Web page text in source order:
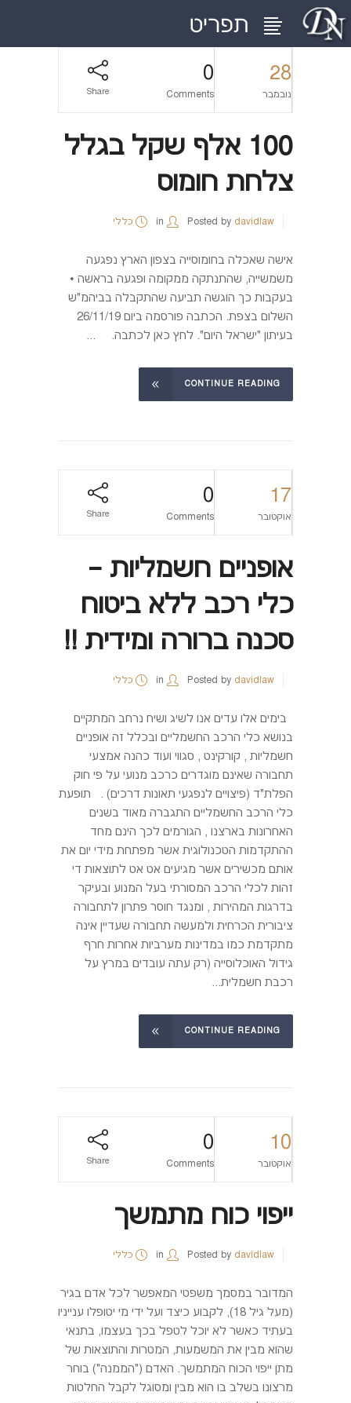
28
נובמבר
0
Comments
Share
100 אלף שקל בגלל
צלחת חומוס
Posted by davidlaw
in כללי
אישה שאכלה בחומוסייה בצפון הארץ נפגעה
משמשייה, שהתנתקה ממקומה ופגעה בראשה •
בעקבות כך הוגשה תביעה שהתקבלה בביהמ"ש
השלום בצפת. הכתבה פורסמה ביום 26/11/19
בעיתון "ישראל היום". לחץ כאן לכתבה. ...
CONTINUE READING
17
אוקטובר
0
Comments
Share
אופניים חשמליות –
כלי רכב ללא ביטוח
סכנה ברורה ומידית !!
Posted by davidlaw
in כללי
בימים אלו עדים אנו לשיג ושיח נרחב המתקיים
בנושא כלי הרכב החשמליים ובכלל זה אופניים
חשמליות , קורקינט , סגווי ועוד כהנה אמצעי
תחבורה שאינם מוגדרים כרכב מנועי על פי חוק
הפלת"ד (פיצויים לנפגעי תאונות דרכים) . תופעת
כלי הרכב החשמליים התגברה מאוד בשנים
האחרונות בארצנו , הגורמים לכך הינם מחד
ההתקדמות הטכנולוגית אשר מפתחת מידי יום את
אותם מכשירים אשר מגיעים אט אט לתוצאות די
זהות לכלי הרכב המסורתי בעל המנוע ובעיקר
בדרגות המהירות , ומנגד חוסר פתרון לתחבורה
ציבורית הכרחית ולמעשה תחבורה שעדיין אינה
מתקדמת כמו במדינות מערביות אחרות חרף
גידול האוכלוסייה (רק עתה עובדים במרץ על
רכבת חשמלית...
CONTINUE READING
10
אוקטובר
0
Comments
Share
ייפוי כוח מתמשך
Posted by davidlaw
in כללי
המדובר במסמך משפטי המאפשר לכל אדם בגיר
(מעל גיל 18), לקבוע כיצד ועל ידי מי יטופלו ענייניו
בעתיד כאשר לא יוכל לטפל בכך בעצמו, בתנאי
שהוא מבין את המשמעות, המטרות והתוצאות של
מתן ייפוי הכוח המתמשך. האדם ("הממנה") בוחר
מרצונו בשלב בו הוא מבין ומסוגל לקבל החלטות